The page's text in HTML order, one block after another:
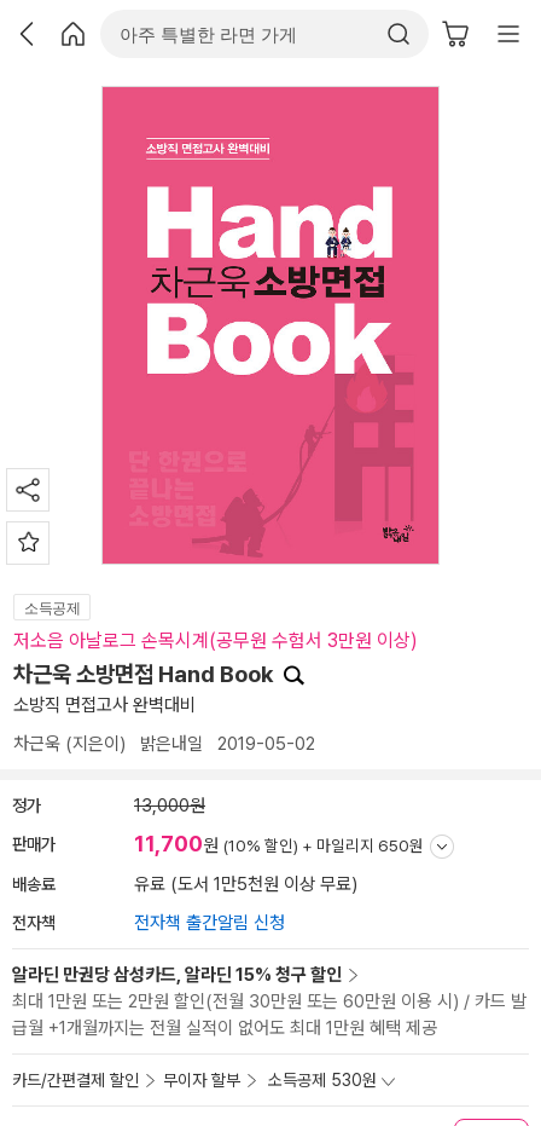
소득공제
저소음 아날로그 손목시계(공무원 수험서 3만원 이상)
차근욱 소방면접 Hand Book
소방직 면접고사 완벽대비
차근욱 (지은이) 밝은내일 2019-05-02
정가 13,000원
판매가 11,700원 (10% 할인) + 마일리지 650원
배송료 유료 (도서 1만5천원 이상 무료)
전자책 전자책 출간알림 신청
알라딘 만권당 삼성카드, 알라딘 15% 청구 할인
최대 1만원 또는 2만원 할인(전월 30만원 또는 60만원 이용 시) / 카드 발
급월 +1개월까지는 전월 실적이 없어도 최대 1만원 혜택 제공
카드/간편결제 할인 무이자 할부 소득공제 530원